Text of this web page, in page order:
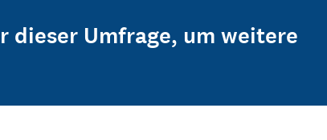
dieser Umfrage, um weitere